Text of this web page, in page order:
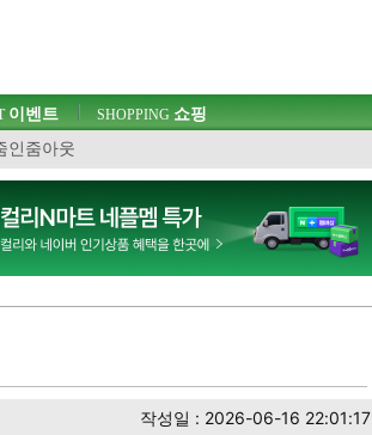
인줌아웃
이벤트 SHOPPING 쇼핑
작성일 : 2026-06-16 22:01:17